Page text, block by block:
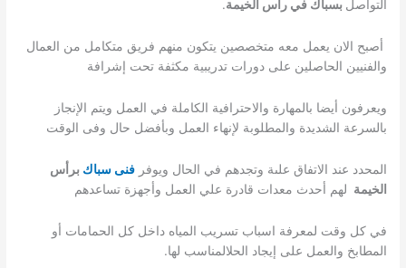
التواصل بسباك في راس الخيمة.
أصبح الان يعمل معه متخصصين يتكون منهم فريق متكامل من العمال
والفنيين الحاصلين على دورات تدريبية مكثفة تحت إشرافة
ويعرفون أيضا بالمهارة والاحترافية الكاملة في العمل ويتم الإنجاز
بالسرعة الشديدة والمطلوبة لإنهاء العمل وبأفضل حال وفى الوقت
المحدد عند الاتفاق علىة وتجدهم في الحال ويوفر فنى سباك برأس
الخيمة لهم أحدث معدات قادرة علي العمل وأجهزة تساعدهم
في كل وقت لمعرفة اسباب تسريب المياه داخل كل الحمامات أو
المطابخ والعمل على إيجاد الحلالمناسب لها.